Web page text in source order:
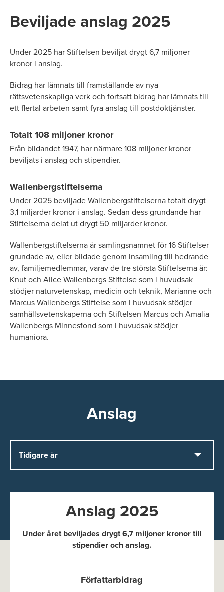
Beviljade anslag 2025
Under 2025 har Stiftelsen beviljat drygt 6,7 miljoner
kronor i anslag.
Bidrag har lämnats till framställande av nya
rättsvetenskapliga verk och fortsatt bidrag har lämnats till
ett flertal arbeten samt fyra anslag till postdoktjänster.
Totalt 108 miljoner kronor
Från bildandet 1947, har närmare 108 miljoner kronor
beviljats i anslag och stipendier.
Wallenbergstiftelserna
Under 2025 beviljade Wallenbergstiftelserna totalt drygt
3,1 miljarder kronor i anslag. Sedan dess grundande har
Stiftelserna delat ut drygt 50 miljarder kronor.
Wallenbergstiftelserna är samlingsnamnet för 16 Stiftelser
grundade av, eller bildade genom insamling till hedrande
av, familjemedlemmar, varav de tre största Stiftelserna är:
Knut och Alice Wallenbergs Stiftelse som i huvudsak
stödjer naturvetenskap, medicin och teknik, Marianne och
Marcus Wallenbergs Stiftelse som i huvudsak stödjer
samhällsvetenskaperna och Stiftelsen Marcus och Amalia
Wallenbergs Minnesfond som i huvudsak stödjer
humaniora.
Anslag
Anslag 2025
Under året beviljades drygt 6,7 miljoner kronor till
stipendier och anslag.
Författarbidrag